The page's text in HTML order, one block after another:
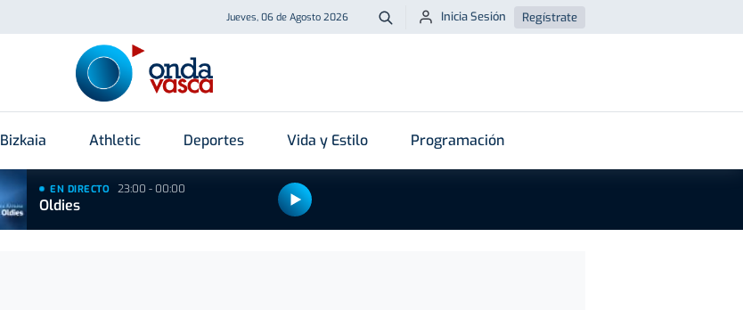
Jueves, 06 de Agosto 2026 Buscar
Inicia Sesión Regístrate
Bizkaia Athletic Deportes Vida y Estilo Programación
EN DIRECTO 23:00 - 00:00
Oldies